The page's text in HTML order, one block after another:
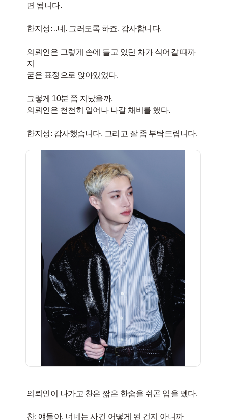
면 됩니다.
한지성: ..네. 그러도록 하죠. 감사합니다.
의뢰인은 그렇게 손에 들고 있던 차가 식어갈 때까
지
굳은 표정으로 앉아있었다.
그렇게 10분 쯤 지났을까,
의뢰인은 천천히 일어나 나갈 채비를 했다.
의뢰인이 나가고 찬은 짧은 한숨을 쉬곤 입을 뗐다.
찬: 얘들아, 너네는 사건 어떻게 된 건지 아니까